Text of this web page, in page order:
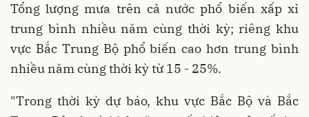
Tổng lượng mưa trên cả nước phổ biến xấp xỉ
trung bình nhiều năm cùng thời kỳ; riêng khu
vực Bắc Trung Bộ phổ biến cao hơn trung bình
nhiều năm cùng thời kỳ từ 15 - 25%.
"Trong thời kỳ dự báo, khu vực Bắc Bộ và Bắc